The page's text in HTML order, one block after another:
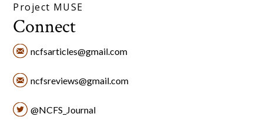
Project MUSE
Connect
ncfsarticles@gmail.com
ncfsreviews@gmail.com
@NCFS_Journal